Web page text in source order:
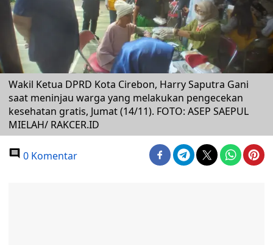
Wakil Ketua DPRD Kota Cirebon, Harry Saputra Gani
saat meninjau warga yang melakukan pengecekan
kesehatan gratis, Jumat (14/11). FOTO: ASEP SAEPUL
MIELAH/ RAKCER.ID
0 Komentar